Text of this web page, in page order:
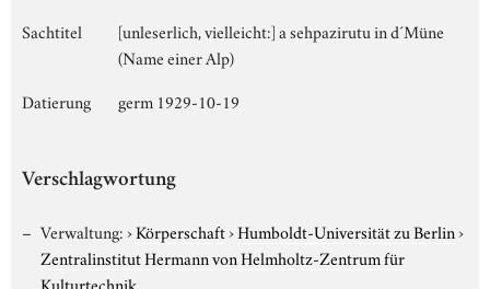
Sachtitel
[unleserlich, vielleicht:] a sehpazirutu in d´Müne
(Name einer Alp)
Datierung
germ 1929-10-19
Verschlagwortung
Verwaltung:›Körperschaft›Humboldt-Universität zu Berlin›
Zentralinstitut Hermann von Helmholtz-Zentrum für
Kulturtechnik